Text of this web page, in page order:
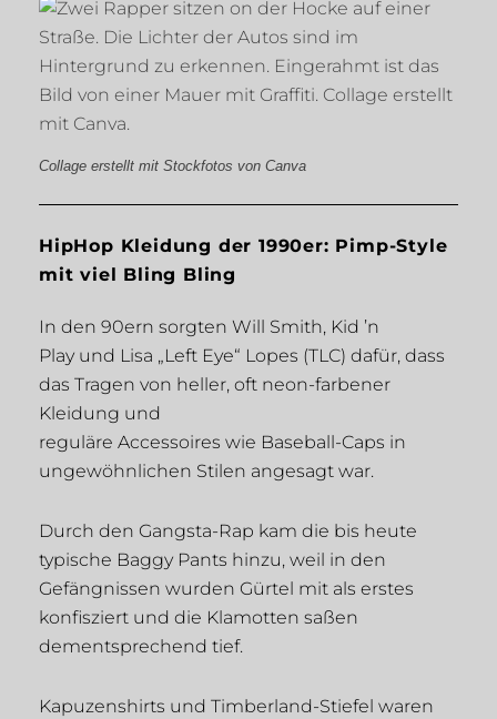
Collage erstellt mit Stockfotos von Canva
HipHop Kleidung der 1990er: Pimp-Style
mit viel Bling Bling
In den 90ern sorgten Will Smith, Kid ’n
Play und Lisa „Left Eye“ Lopes (TLC) dafür, dass
das Tragen von heller, oft neon-farbener
Kleidung und
reguläre Accessoires wie Baseball-Caps in
ungewöhnlichen Stilen angesagt war.
Durch den Gangsta-Rap kam die bis heute
typische Baggy Pants hinzu, weil in den
Gefängnissen wurden Gürtel mit als erstes
konfisziert und die Klamotten saßen
dementsprechend tief.
Kapuzenshirts und Timberland-Stiefel waren